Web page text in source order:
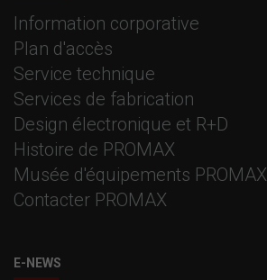
Information corporative
Plan d'accès
Service technique
Services de fabrication
Design électronique et R+D
Histoire de PROMAX
Musée d'équipements PROMAX
Contacter PROMAX
E-NEWS